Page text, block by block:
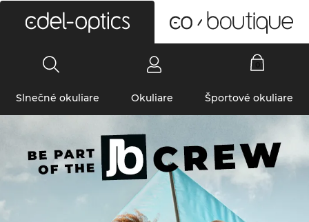
Slnečné okuliare Okuliare Športové okuliare